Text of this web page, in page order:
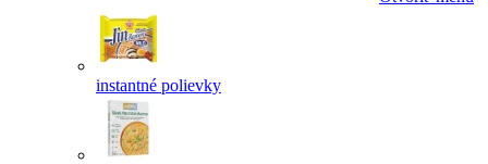
instantné polievky